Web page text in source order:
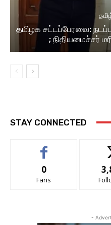
தமிழக சட்டப்பேரவை:
; நிதியமைச்சர்
STAY CONNECTED
0
Fans
-